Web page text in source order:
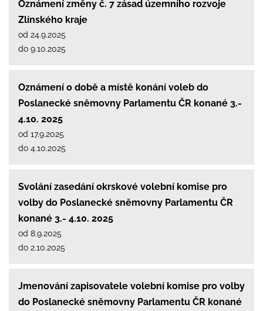
Oznámení změny č. 7 zásad územního rozvoje
Zlínského kraje
od 24.9.2025
do 9.10.2025
Oznámení o době a místě konání voleb do
Poslanecké sněmovny Parlamentu ČR konané 3.-
4.10. 2025
od 17.9.2025
do 4.10.2025
Svolání zasedání okrskové volební komise pro
volby do Poslanecké sněmovny Parlamentu ČR
konané 3.- 4.10. 2025
od 8.9.2025
do 2.10.2025
Jmenování zapisovatele volební komise pro volby
do Poslanecké sněmovny Parlamentu ČR konané